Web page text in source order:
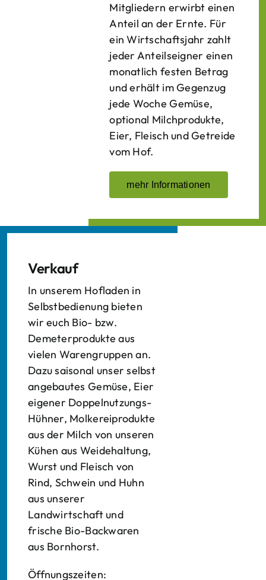
Mitgliedern erwirbt einen
Anteil an der Ernte. Für
ein Wirtschaftsjahr zahlt
jeder Anteilseigner einen
monatlich festen Betrag
und erhält im Gegenzug
jede Woche Gemüse,
optional Milchprodukte,
Eier, Fleisch und Getreide
vom Hof.
mehr Informationen
Verkauf
In unserem Hofladen in
Selbstbedienung bieten
wir euch Bio- bzw.
Demeterprodukte aus
vielen Warengruppen an.
Dazu saisonal unser selbst
angebautes Gemüse, Eier
eigener Doppelnutzungs-
Hühner, Molkereiprodukte
aus der Milch von unseren
Kühen aus Weidehaltung,
Wurst und Fleisch von
Rind, Schwein und Huhn
aus unserer
Landwirtschaft und
frische Bio-Backwaren
aus Bornhorst.
Öffnungszeiten: